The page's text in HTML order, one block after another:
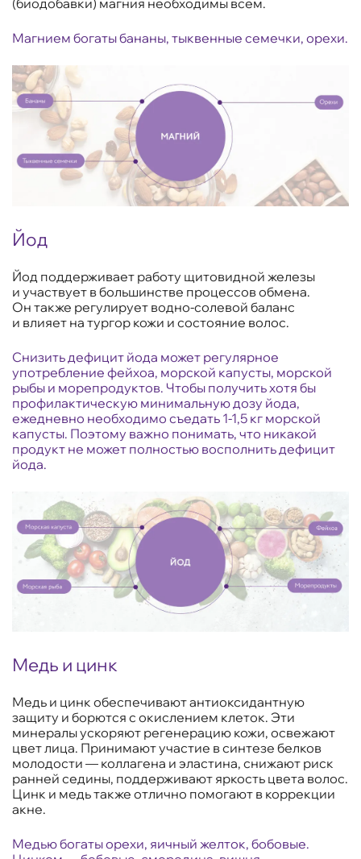
(биодобавки) магния необходимы всем.
Магнием богаты бананы, тыквенные семечки, орехи.
Йод
Йод поддерживает работу щитовидной железы
и участвует в большинстве процессов обмена.
Он также регулирует водно-солевой баланс
и влияет на тургор кожи и состояние волос.
Снизить дефицит йода может регулярное
употребление фейхоа, морской капусты, морской
рыбы и морепродуктов. Чтобы получить хотя бы
профилактическую минимальную дозу йода,
ежедневно необходимо съедать 1-1,5 кг морской
капусты. Поэтому важно понимать, что никакой
продукт не может полностью восполнить дефицит
йода.
Медь и цинк
Медь и цинк обеспечивают антиоксидантную
защиту и борются с окислением клеток. Эти
минералы ускоряют регенерацию кожи, освежают
цвет лица. Принимают участие в синтезе белков
молодости — коллагена и эластина, снижают риск
ранней седины, поддерживают яркость цвета волос.
Цинк и медь также отлично помогают в коррекции
акне.
Медью богаты орехи, яичный желток, бобовые.